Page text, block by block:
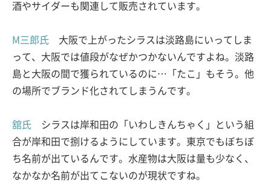
酒やサイダーも関連して販売されています。
M三郎氏 大阪で上がったシラスは淡路島にいってしま
って、大阪では値段がなぜかつかないんですよね。淡路
島と大阪の間で獲られているのに…「たこ」もそう。他
の場所でブランド化されてしまうんです。
舘氏
シラスは岸和田の「いわしきんちゃく」という組
合が岸和田で捌けるようにしています。東京でもぼちぼ
ち名前が出ているんです。水産物は大阪は量も少なく、
なかなか名前が出てこないのが現状ですね。